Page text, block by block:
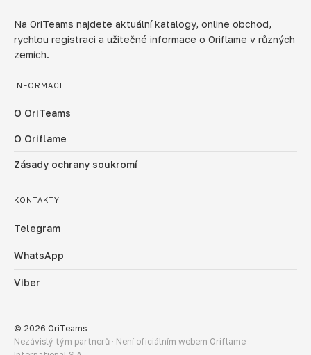
Na OriTeams najdete aktuální katalogy, online obchod,
rychlou registraci a užitečné informace o Oriflame v různých
zemích.
INFORMACE
O OriTeams
O Oriflame
Zásady ochrany soukromí
KONTAKTY
Telegram
WhatsApp
Viber
© 2026 OriTeams
Nezávislý tým partnerů · Není oficiálním webem Oriflame